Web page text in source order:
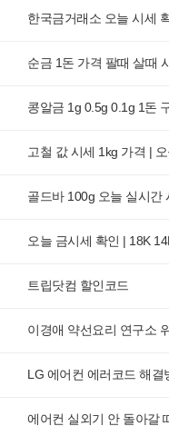
한국금거래소 오늘 시세
순금 1돈 가격 팔때 살때
콩알금 1g 0.5g 0.1g 1돈
고철 값 시세 1kg 가격 |
골드바 100g 오늘 실시간
오늘 금시세 확인 | 18K
트립닷컴 할인코드
이경애 약선요리 연구소
LG 에어컨 에러코드 해결
에어컨 실외기 안 돌아갈